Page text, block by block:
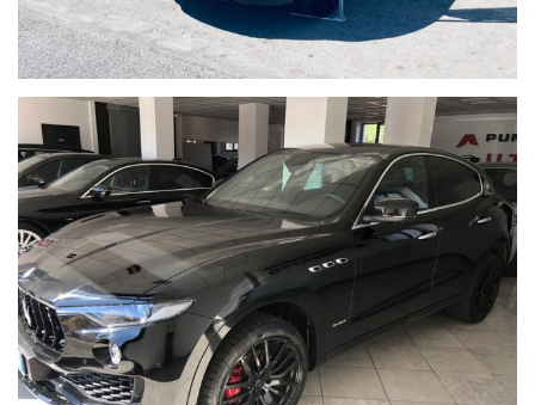
Viale Dei Pentri, 58, 60, 62
I 86170 Isernia
Web www.puntoautosrl.net